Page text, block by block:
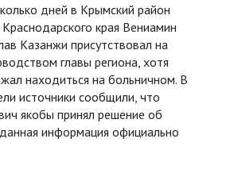
дней в Крымский район
края Вениамин
Казанжи присутствовал на
главы региона, хотя
находиться на больничном. В
источники сообщили, что
якобы принял решение об
информация официально